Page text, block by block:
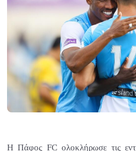
Η Πάφος FCολοκλήρωσε τις